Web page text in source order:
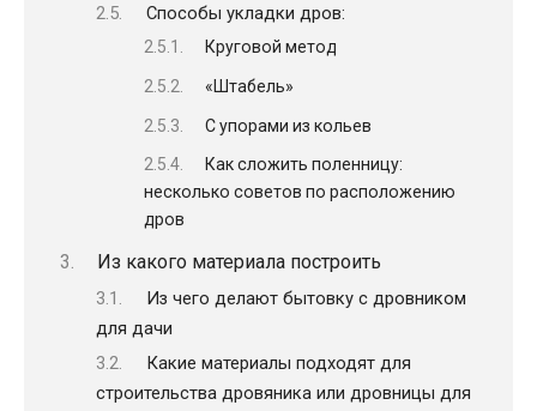
Способы укладки дров:
Круговой метод
«Штабель»
С упорами из кольев
Как сложить поленницу:
несколько советов по расположению
дров
Из какого материала построить
Из чего делают бытовку с дровником
для дачи
Какие материалы подходят для
строительства дровяника или дровницы для